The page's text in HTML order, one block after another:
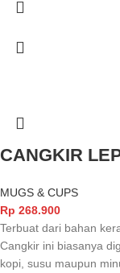
CANGKIR
MUGS & CUPS
Rp 268.900
Terbuat dari bahan
Cangkir ini biasanya
kopi, susu maupun